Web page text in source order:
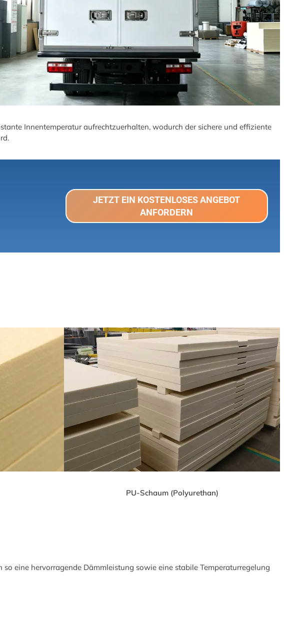
Innentemperatur aufrechtzuerhalten, wodurch der sichere und effiziente
JETZT EIN KOSTENLOSES ANGEBOT
ANFORDERN
PU-Schaum (Polyurethan)
eine hervorragende Dämmleistung sowie eine stabile Temperaturregelung